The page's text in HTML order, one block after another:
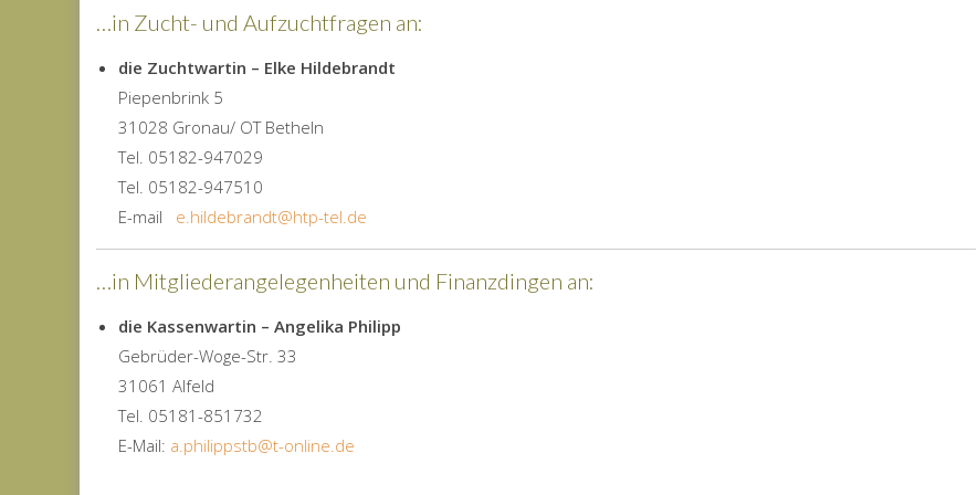
…in Zucht- und Aufzuchtfragen an:
die Zuchtwartin – Elke Hildebrandt
Piepenbrink 5
31028 Gronau/ OT Betheln
Tel. 05182-947029
Tel. 05182-947510
E-mail e.hildebrandt@htp-tel.de
…in Mitgliederangelegenheiten und Finanzdingen an:
die Kassenwartin – Angelika Philipp
Gebrüder-Woge-Str. 33
31061 Alfeld
Tel. 05181-851732
E-Mail: a.philippstb@t-online.de